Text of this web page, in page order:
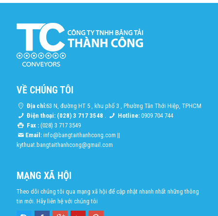
VỀ CHÚNG TÔI
Địa chỉ:63 N, đường HT 5 , khu phố 3 , Phường Tân Thới Hiệp, TPHCM
Điện thoại: (028) 3 717 3548 . Hotline: 0909 704 744
Fax :(028) 3 717 3549
Email: info@bangtaithanhcong.com ||
kythuat.bangtaithanhcong@gmail.com
MẠNG XÃ HỘI
Theo dõi chúng tôi qua mạng xã hội để cập nhật nhanh nhất những thông
tin mới. Hãy liên hệ với chúng tôi